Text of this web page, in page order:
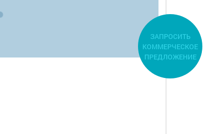
ЗАПРОСИТЬ
КОММЕРЧЕСКОЕ
ПРЕДЛОЖЕНИЕ